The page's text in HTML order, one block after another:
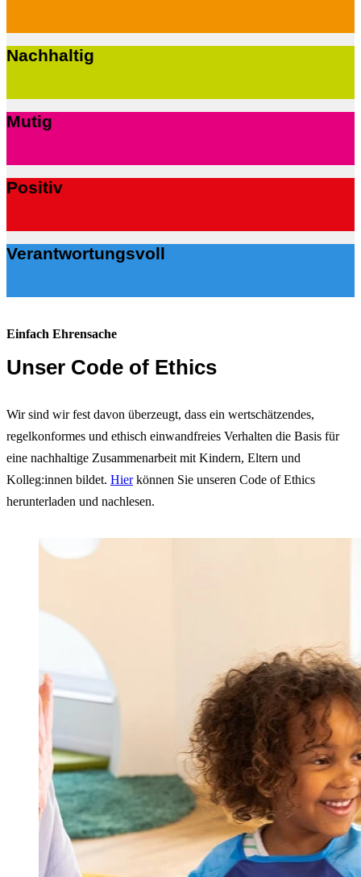
Nachhaltig
Mutig
Positiv
Verantwortungsvoll
Einfach Ehrensache
Unser Code of Ethics
Wir sind wir fest davon überzeugt, dass ein wertschätzendes,
regelkonformes und ethisch einwandfreies Verhalten die Basis für
eine nachhaltige Zusammenarbeit mit Kindern, Eltern und
Kolleg:innen bildet. Hierkönnen Sie unseren Code of Ethics
herunterladen und nachlesen.